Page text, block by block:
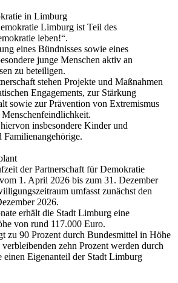
in Limburg
Limburg ist Teil des
leben!“.
eines Bündnisses sowie eines
junge Menschen aktiv an
zu beteiligen.
stehen Projekte und Maßnahmen
Engagements, zur Stärkung
sowie zur Prävention von Extremismus
insbesondere Kinder und
Familienangehörige.
der Partnerschaft für Demokratie
1. April 2026 bis zum 31. Dezember
umfasst zunächst den
2026.
erhält die Stadt Limburg eine
von rund 117.000 Euro.
zu 90 Prozent durch Bundesmittel in Höhe
zehn Prozent werden durch
einen Eigenanteil der Stadt Limburg